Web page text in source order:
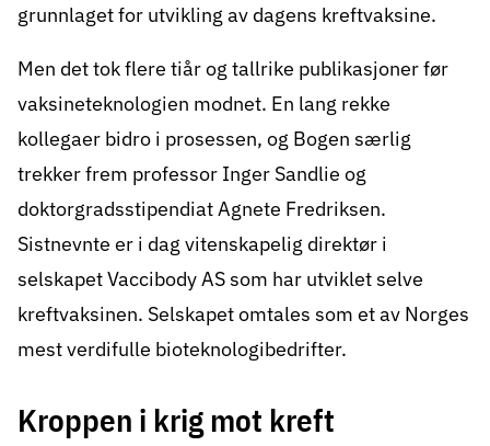
grunnlaget for utvikling av dagens kreftvaksine.
Men det tok flere tiår og tallrike publikasjoner før
vaksineteknologien modnet. En lang rekke
kollegaer bidro i prosessen, og Bogen særlig
trekker frem professor Inger Sandlie og
doktorgradsstipendiat Agnete Fredriksen.
Sistnevnte er i dag vitenskapelig direktør i
selskapet Vaccibody AS som har utviklet selve
kreftvaksinen. Selskapet omtales som et av Norges
mest verdifulle bioteknologibedrifter.
Kroppen i krig mot kreft